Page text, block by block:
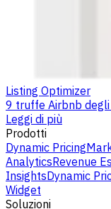
Listing Optimizer
9 truffe Airbnb
Leggi di più
Prodotti
Dynamic Pricing
AnalyticsRevenue
InsightsDynamic
Widget
Soluzioni